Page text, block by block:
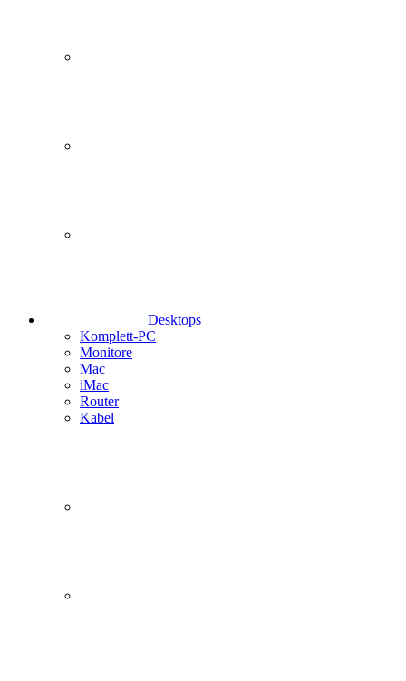
Desktops
Komplett-PC
Monitore
Mac
iMac
Router
Kabel